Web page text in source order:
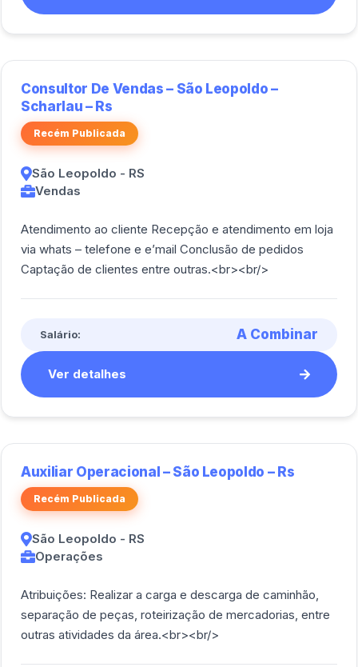
Consultor De Vendas – São Leopoldo –
Scharlau – Rs
Recém Publicada
São Leopoldo - RS
Vendas
Atendimento ao cliente Recepção e atendimento em loja
via whats – telefone e e’mail Conclusão de pedidos
Captação de clientes entre outras.<br><br/>
Salário: A Combinar
Ver detalhes
Auxiliar Operacional – São Leopoldo – Rs
Recém Publicada
São Leopoldo - RS
Operações
Atribuições: Realizar a carga e descarga de caminhão,
separação de peças, roteirização de mercadorias, entre
outras atividades da área.<br><br/>